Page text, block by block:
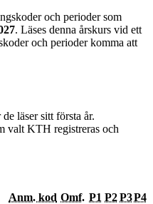
och perioder som
. Läses denna årskurs vid ett
och perioder komma att
läser sitt första år.
valt KTH registreras och
Anm. kod Omf. P1 P2P3P4